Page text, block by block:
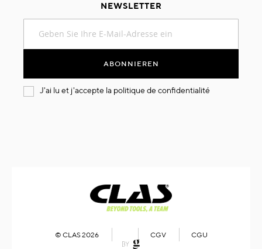
NEWSLETTER
sich
an:
ABONNIEREN
J'ai lu et j'accepte la politique de confidentialité
© CLAS 2026 CGV CGU